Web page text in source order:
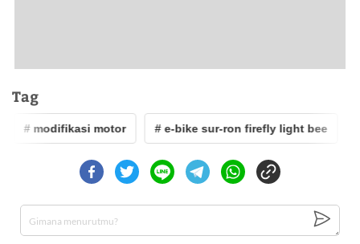
Tag
# modifikasi motor # e-bike sur-ron firefly light bee